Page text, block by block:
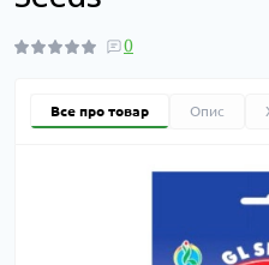
0
Все про товар Опис